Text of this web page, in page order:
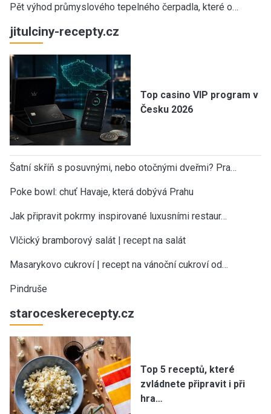
Pět výhod průmyslového tepelného čerpadla, které o…
jitulciny-recepty.cz
Top casino VIP program v
Česku 2026
Šatní skříň s posuvnými, nebo otočnými dveřmi? Pra…
Poke bowl: chuť Havaje, která dobývá Prahu
Jak připravit pokrmy inspirované luxusními restaur…
Vlčický bramborový salát | recept na salát
Masarykovo cukroví | recept na vánoční cukroví od…
Pindruše
staroceskerecepty.cz
Top 5 receptů, které
zvládnete připravit i při
hra…